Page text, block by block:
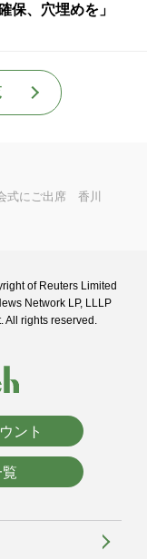
保、穴埋めを」
式にご出席 香川
of Reuters Limited
Network LP, LLLP
All rights reserved.
ント